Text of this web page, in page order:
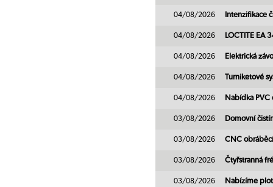
04/08/2026 Intenzifikace
04/08/2026 LOCTITE EA
04/08/2026 Elektrická
04/08/2026 Turniketové
04/08/2026 Nabídka PVC
03/08/2026 Domovní
03/08/2026 CNC
03/08/2026 Čtyřstranná
03/08/2026 Nabízíme